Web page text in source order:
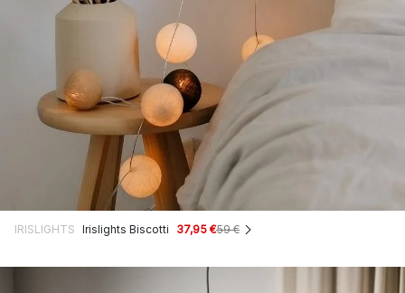
IRISLIGHTS Irislights Biscotti 37,95 €59 €